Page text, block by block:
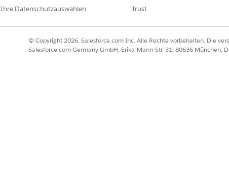
Ihre Datenschutzauswahlen
Trust
© Copyright 2026, Salesforce.com Inc. Alle Rechte vorbehalten. Die
Salesforce.com Germany GmbH, Erika-Mann-Str. 31, 80636 München,